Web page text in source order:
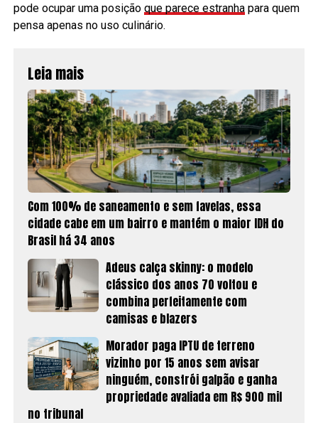
pode ocupar uma posição que parece estranhapara quem
pensa apenas no uso culinário.
Leia mais
Com 100% de saneamento e sem favelas, essa
cidade cabe em um bairro e mantém o maior IDH do
Brasil há 34 anos
Adeus calça skinny: o modelo
clássico dos anos 70 voltou e
combina perfeitamente com
camisas e blazers
Morador paga IPTU de terreno
vizinho por 15 anos sem avisar
ninguém, constrói galpão e ganha
propriedade avaliada em R$ 900 mil
no tribunal